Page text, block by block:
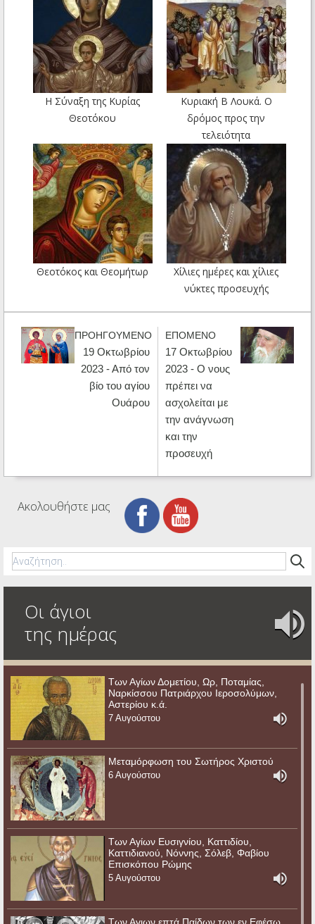
Η Σύναξη της Κυρίας
Θεοτόκου
Κυριακή Β Λουκά. Ο
δρόμος προς την
τελειότητα
Θεοτόκος και Θεομήτωρ
Χίλιες ημέρες και χίλιες
νύκτες προσευχής
ΠΡΟΗΓΟΥΜΕΝΟ
19 Οκτωβρίου
2023 - Από τον
βίο του αγίου
Ουάρου
ΕΠΟΜΕΝΟ
17 Οκτωβρίου
2023 - Ο νους
πρέπει να
ασχολείται με
την ανάγνωση
και την
προσευχή
Ακολουθήστε μας
Οι άγιοι
της ημέρας
Των Αγίων Δομετίου, Ωρ, Ποταμίας,
Ναρκίσσου Πατριάρχου Ιεροσολύμων,
Αστερίου κ.ά.
7 Αυγούστου
Μεταμόρφωση του Σωτήρος Χριστού
6 Αυγούστου
Των Αγίων Ευσιγνίου, Καττιδίου,
Καττιδιανού, Νόννης, Σόλεβ, Φαβίου
Επισκόπου Ρώμης
5 Αυγούστου